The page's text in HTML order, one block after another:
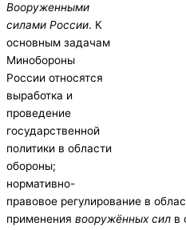
Вооруженными
силами России. К
основным задачам
Минобороны
России относятся
выработка и
проведение
государственной
политики в области
обороны;
нормативно-
правовое регулирование в
применения вооружённых сил в